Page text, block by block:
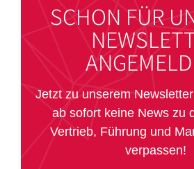
SCHON FÜR
Jetzt zu unserem
ab sofort keine News zu
Vertrieb, Führung und
verpassen!